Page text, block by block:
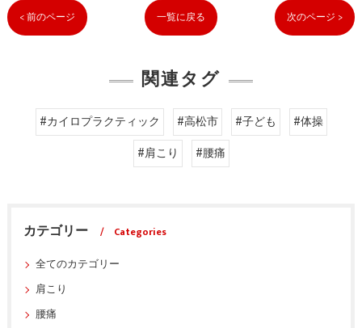
< 前のページ 一覧に戻る 次のページ >
関連タグ
#カイロプラクティック #高松市 #子ども
#体操
#肩こり
#腰痛
カテゴリー
Categories
全てのカテゴリー
肩こり
腰痛